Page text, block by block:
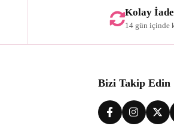
Kolay İade
14 gün içinde
Bizi Takip Edin